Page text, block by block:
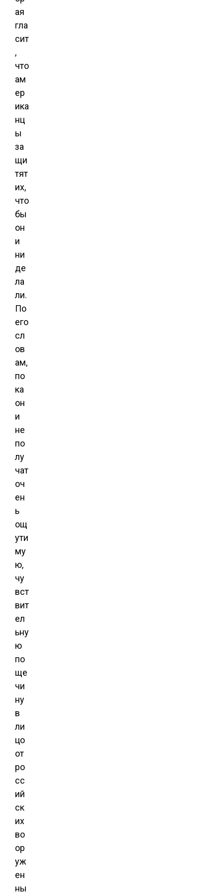
ая
гла
сит
,
что
ам
ер
ика
нц
ы
за
щи
тят
их,
что
бы
он
и
ни
де
ла
ли.
По
его
сл
ов
ам,
по
ка
он
и
не
по
лу
чат
оч
ен
ь
ощ
ути
му
ю,
чу
вст
вит
ел
ьну
ю
по
ще
чи
ну
в
ли
цо
от
ро
сс
ий
ск
их
во
ор
уж
ен
ны